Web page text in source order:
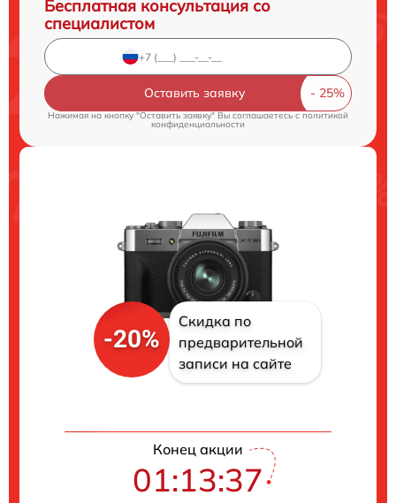
Бесплатная консультация со
специалистом
Оставить заявку
Нажимая на кнопку "Оставить заявку" Вы соглашаетесь c политикой
конфиденциальности
-20%
Скидка по
предварительной
записи на сайте
Конец акции
01:13:36